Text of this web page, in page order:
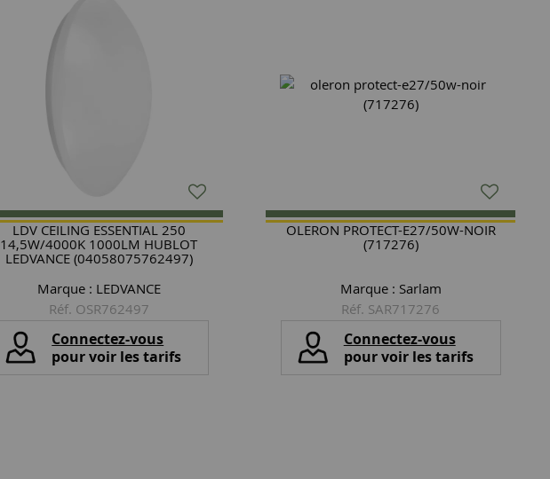
LDV CEILING ESSENTIAL 250
14,5W/4000K 1000LM HUBLOT
LEDVANCE (04058075762497)
Marque : LEDVANCE
Réf. OSR762497
Connectez-vous
pour voir les tarifs
OLERON PROTECT-E27/50W-NOIR
(717276)
Marque : Sarlam
Réf. SAR717276
Connectez-vous
pour voir les tarifs